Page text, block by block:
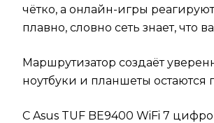
чётко, а онлайн-игры
плавно, словно сеть знает, что
Маршрутизатор создаёт
ноутбуки и планшеты
С Asus TUF BE9400 WiFi 7